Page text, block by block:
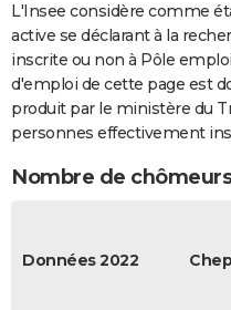
L'Insee considère comme
active se déclarant à la
inscrite ou non à Pôle
d'emploi de cette page est
produit par le ministère du
personnes effectivement
Nombre de
Données 2022